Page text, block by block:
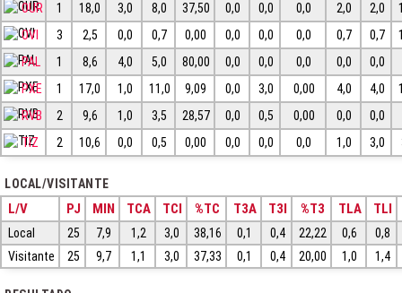
OUR
1 18,0 3,0 8,0 37,50 0,0 0,0 0,0 2,0 2,0
OVI
3 2,5 0,0 0,7 0,00 0,0 0,0 0,0 0,7 0,7
PAL
1 8,6 4,0 5,0 80,00 0,0 0,0 0,0 0,0
0,0
PXE
1 17,0 1,0 11,0 9,09 0,0 3,0 0,00 4,0 4,0
RVB
2 9,6 1,0 3,5 28,57 0,0 0,5 0,00 0,0
0,0
TIZ
2 10,6 0,0 0,5 0,00 0,0 0,0 0,0 1,0 3,0
LOCAL/VISITANTE
L/V PJ MIN TCA TCI %TC T3A T3I %T3 TLA TLI
Local 25 7,9 1,2 3,0 38,16 0,1 0,4 22,22 0,6
0,8
Visitante
25 9,7 1,1 3,0 37,33 0,1 0,4 20,00 1,0 1,4